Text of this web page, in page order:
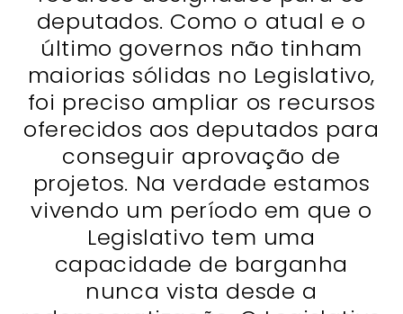
deputados. Como o atual e o
último governos não tinham
maiorias sólidas no Legislativo,
foi preciso ampliar os recursos
oferecidos aos deputados para
conseguir aprovação de
projetos. Na verdade estamos
vivendo um período em que o
Legislativo tem uma
capacidade de barganha
nunca vista desde a